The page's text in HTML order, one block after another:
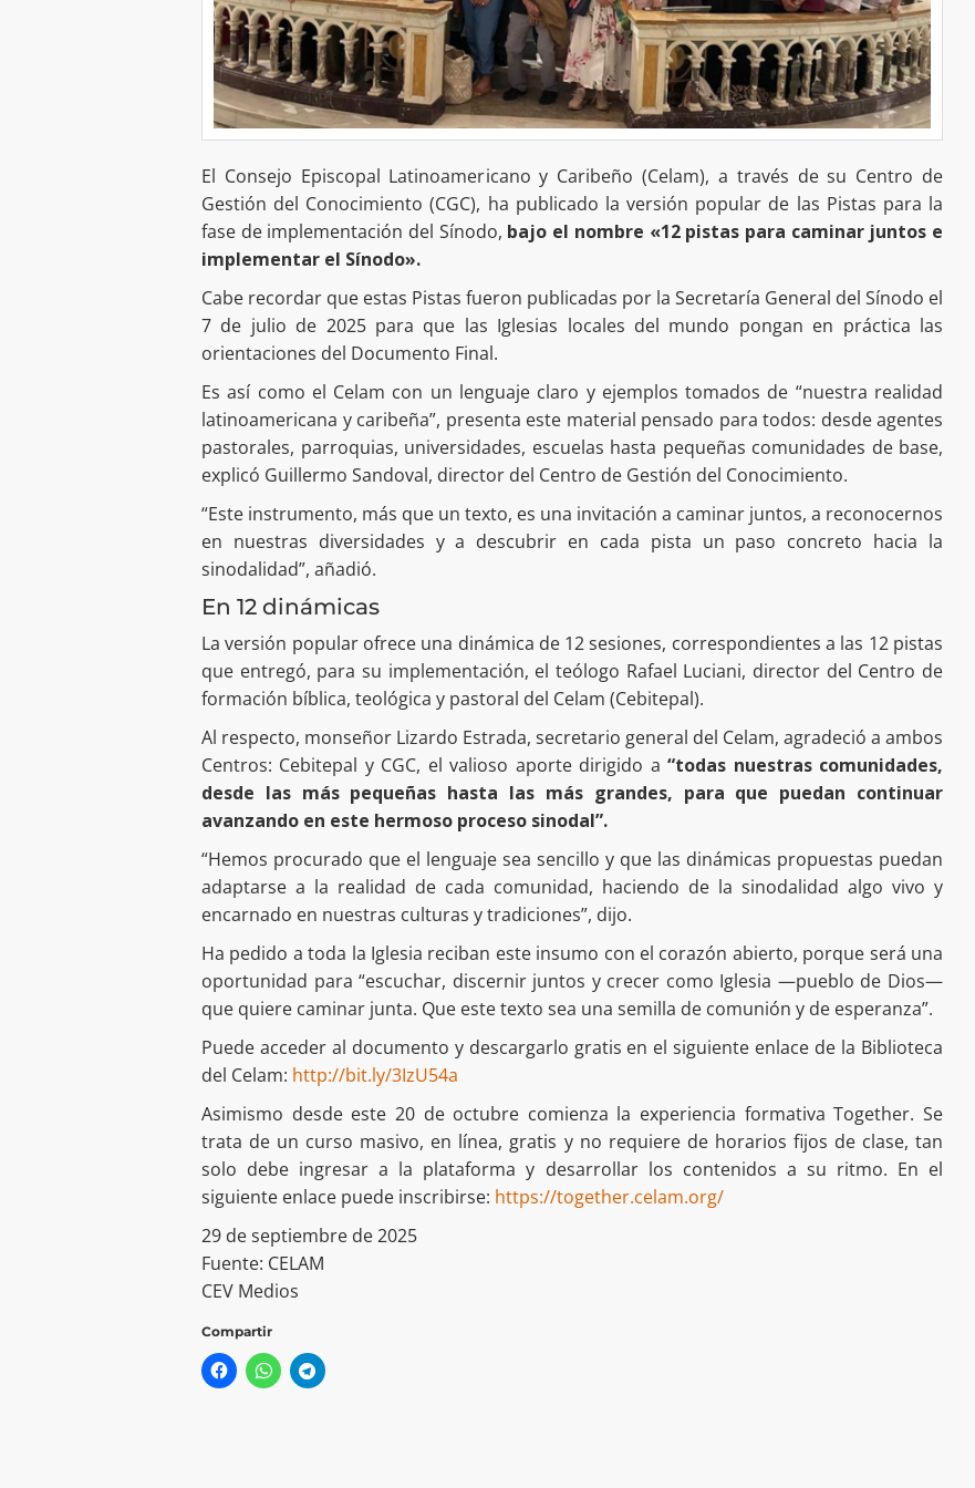
El Consejo Episcopal Latinoamericano y Caribeño (Celam), a través de su Centro de
Gestión del Conocimiento (CGC), ha publicado la versión popular de las Pistas para la
fase de implementación del Sínodo, bajo el nombre «12 pistas para caminar juntos e
implementar el Sínodo».
Cabe recordar que estas Pistas fueron publicadas por la Secretaría General del Sínodo el
7 de julio de 2025 para que las Iglesias locales del mundo pongan en práctica las
orientaciones del Documento Final.
Es así como el Celam con un lenguaje claro y ejemplos tomados de “nuestra realidad
latinoamericana y caribeña”, presenta este material pensado para todos: desde agentes
pastorales, parroquias, universidades, escuelas hasta pequeñas comunidades de base,
explicó Guillermo Sandoval, director del Centro de Gestión del Conocimiento.
“Este instrumento, más que un texto, es una invitación a caminar juntos, a reconocernos
en nuestras diversidades y a descubrir en cada pista un paso concreto hacia la
sinodalidad”, añadió.
En 12 dinámicas
La versión popular ofrece una dinámica de 12 sesiones, correspondientes a las 12 pistas
que entregó, para su implementación, el teólogo Rafael Luciani, director del Centro de
formación bíblica, teológica y pastoral del Celam (Cebitepal).
Al respecto, monseñor Lizardo Estrada, secretario general del Celam, agradeció a ambos
Centros: Cebitepal y CGC, el valioso aporte dirigido a“todas nuestras comunidades,
desde las más pequeñas hasta las más grandes, para que puedan continuar
avanzando en este hermoso proceso sinodal”.
“Hemos procurado que el lenguaje sea sencillo y que las dinámicas propuestas puedan
adaptarse a la realidad de cada comunidad, haciendo de la sinodalidad algo vivo y
encarnado en nuestras culturas y tradiciones”, dijo.
Ha pedido a toda la Iglesia reciban este insumo con el corazón abierto, porque será una
oportunidad para “escuchar, discernir juntos y crecer como Iglesia —pueblo de Dios—
que quiere caminar junta. Que este texto sea una semilla de comunión y de esperanza”.
Puede acceder al documento y descargarlo gratis en el siguiente enlace de la Biblioteca
del Celam: http://bit.ly/3IzU54a
Asimismo desde este 20 de octubre comienza la experiencia formativa Together. Se
trata de un curso masivo, en línea, gratis y no requiere de horarios fijos de clase, tan
solo debe ingresar a la plataforma y desarrollar los contenidos a su ritmo. En el
siguiente enlace puede inscribirse: https://together.celam.org/
29 de septiembre de 2025
Fuente: CELAM
CEV Medios
Compartir